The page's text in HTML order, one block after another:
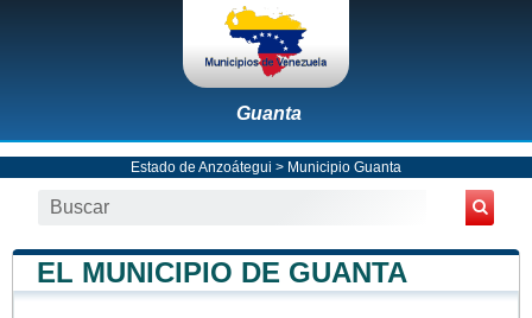
Guanta
Estado de Anzoátegui > Municipio Guanta
EL MUNICIPIO DE GUANTA